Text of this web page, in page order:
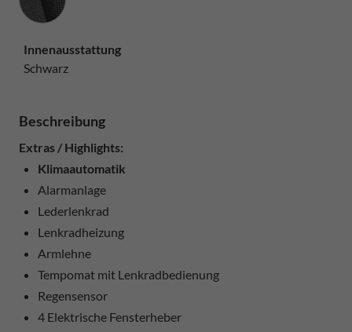
Innenausstattung
Schwarz
Beschreibung
Extras / Highlights:
Klimaautomatik
Alarmanlage
Lederlenkrad
Lenkradheizung
Armlehne
Tempomat mit Lenkradbedienung
Regensensor
4 Elektrische Fensterheber